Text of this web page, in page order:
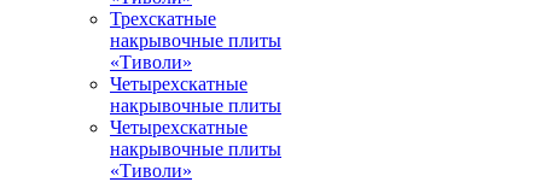
Трехскатные
накрывочные плиты
«Тиволи»
Четырехскатные
накрывочные плиты
Четырехскатные
накрывочные плиты
«Тиволи»